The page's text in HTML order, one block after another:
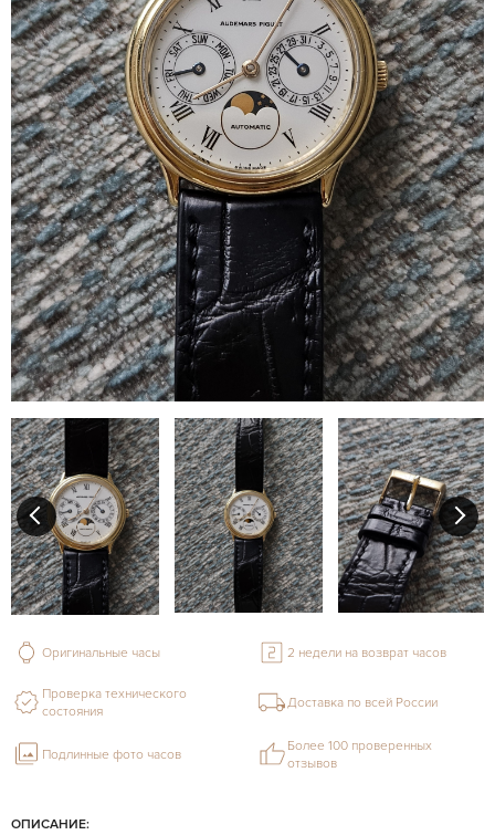
ОПИСАНИЕ:
Оригинальные часы 2 недели на возврат часов
Проверка технического
состояния
Доставка по всей России
Подлинные фото часов
Более 100 проверенных
отзывов